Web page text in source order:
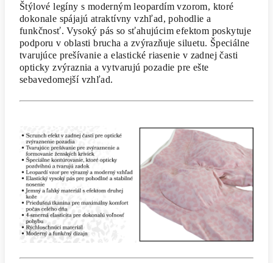
Štýlové legíny s moderným leopardím vzorom, ktoré
dokonale spájajú atraktívny vzhľad, pohodlie a
funkčnosť. Vysoký pás so sťahujúcim efektom poskytuje
podporu v oblasti brucha a zvýrazňuje siluetu. Špeciálne
tvarujúce prešívanie a elastické riasenie v zadnej časti
opticky zvýraznia a vytvarujú pozadie pre ešte
sebavedomejší vzhľad.